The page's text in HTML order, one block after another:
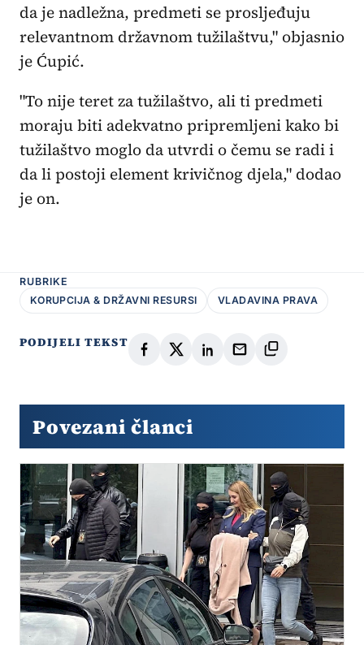
da je nadležna, predmeti se prosljeđuju
relevantnom državnom tužilaštvu," objasnio
je Ćupić.
"To nije teret za tužilaštvo, ali ti predmeti
moraju biti adekvatno pripremljeni kako bi
tužilaštvo moglo da utvrdi o čemu se radi i
da li postoji element krivičnog djela," dodao
je on.
RUBRIKE
KORUPCIJA & DRŽAVNI RESURSI
VLADAVINA PRAVA
PODIJELI TEKST
Povezani članci